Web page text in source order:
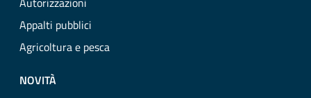
Appalti pubblici
Agricoltura e pesca
NOVITÀ